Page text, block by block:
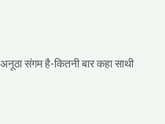
संगम है-कितनी बार कहा साथी